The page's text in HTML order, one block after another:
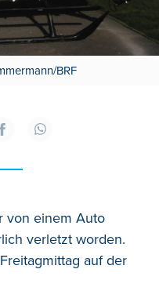
BRF
von einem Auto
verletzt worden.
auf der